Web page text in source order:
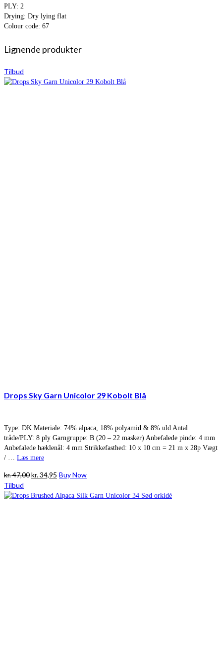
PLY: 2
Drying: Dry lying flat
Colour code: 67
Lignende produkter
Tilbud
Drops Sky Garn Unicolor 29 Kobolt Blå
Type: DK Materiale: 74% alpaca, 18% polyamid & 8% uld Antal
tråde/PLY: 8 ply Garngruppe: B (20 – 22 masker) Anbefalede pinde: 4 mm
Anbefalede hæklenål: 4 mm Strikkefasthed: 10 x 10 cm = 21 m x 28p Vægt
/ … Læs mere
kr.47,00Den
pris
kr.34,95 Den
pris
Buy Now
Tilbud